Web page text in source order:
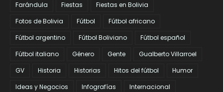
Farándula
Fiestas
Fiestas en Bolivia
Fotos de Bolivia
Fútbol
Fútbol africano
Fútbol argentino
Fútbol Boliviano
Fútbol español
Fútbol italiano
Género Gente
Gualberto Villarroel
GV
Historia Historias Hitos del fútbol
Humor
Ideas y Negocios
Infografías
Internacional